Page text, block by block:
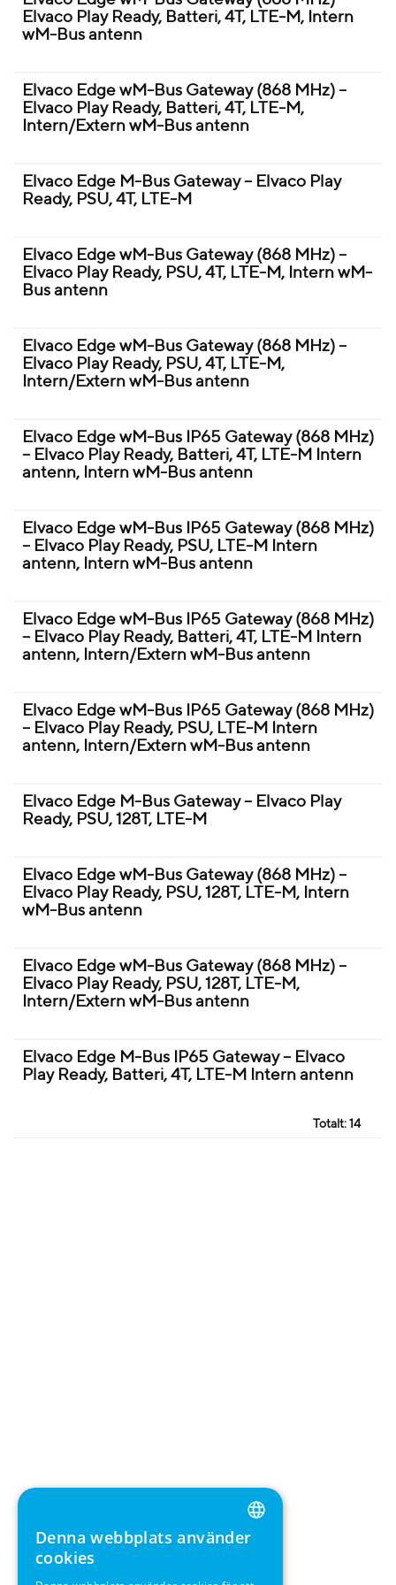
Elvaco Play Ready, Batteri, 4T, LTE-M, Intern
wM-Bus antenn
Elvaco Edge wM-Bus Gateway (868 MHz) –
Elvaco Play Ready, Batteri, 4T, LTE-M,
Intern/Extern wM-Bus antenn
Elvaco Edge M-Bus Gateway – Elvaco Play
Ready, PSU, 4T, LTE-M
Elvaco Edge wM-Bus Gateway (868 MHz) –
Elvaco Play Ready, PSU, 4T, LTE-M, Intern wM-
Bus antenn
Elvaco Edge wM-Bus Gateway (868 MHz) –
Elvaco Play Ready, PSU, 4T, LTE-M,
Intern/Extern wM-Bus antenn
Elvaco Edge wM-Bus IP65 Gateway (868 MHz)
– Elvaco Play Ready, Batteri, 4T, LTE-M Intern
antenn, Intern wM-Bus antenn
Elvaco Edge wM-Bus IP65 Gateway (868 MHz)
– Elvaco Play Ready, PSU, LTE-M Intern
antenn, Intern wM-Bus antenn
Elvaco Edge wM-Bus IP65 Gateway (868 MHz)
– Elvaco Play Ready, Batteri, 4T, LTE-M Intern
antenn, Intern/Extern wM-Bus antenn
Elvaco Edge wM-Bus IP65 Gateway (868 MHz)
– Elvaco Play Ready, PSU, LTE-M Intern
antenn, Intern/Extern wM-Bus antenn
Elvaco Edge M-Bus Gateway – Elvaco Play
Ready, PSU, 128T, LTE-M
Elvaco Edge wM-Bus Gateway (868 MHz) –
Elvaco Play Ready, PSU, 128T, LTE-M, Intern
wM-Bus antenn
Elvaco Edge wM-Bus Gateway (868 MHz) –
Elvaco Play Ready, PSU, 128T, LTE-M,
Intern/Extern wM-Bus antenn
Elvaco Edge M-Bus IP65 Gateway – Elvaco
Play Ready, Batteri, 4T, LTE-M Intern antenn
Totalt: 14
ENGLISH
Denna webbplats använder
cookies